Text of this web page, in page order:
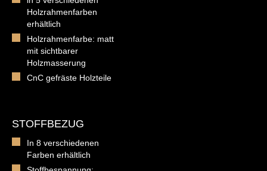
Holzrahmenfarben
erhältlich
Holzrahmenfarbe: matt
mit sichtbarer
Holzmasserung
CnC gefräste Holzteile
STOFFBEZUG
In 8 verschiedenen
Farben erhältlich